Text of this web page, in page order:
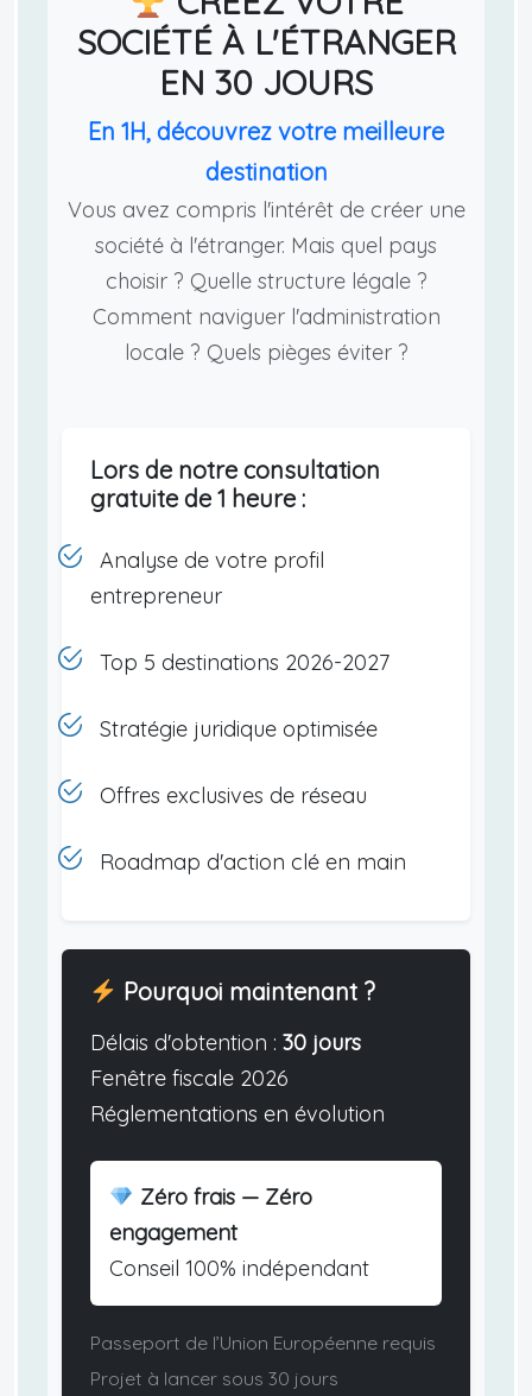
SOCIÉTÉ À L'ÉTRANGER
EN 30 JOURS
En 1H, découvrez votre meilleure
destination
Vous avez compris l'intérêt de créer une
société à l'étranger. Mais quel pays
choisir ? Quelle structure légale ?
Comment naviguer l'administration
locale ? Quels pièges éviter ?
Lors de notre consultation
gratuite de 1 heure :
Analyse de votre profil
entrepreneur
Top 5 destinations 2026-2027
Stratégie juridique optimisée
Offres exclusives de réseau
Roadmap d'action clé en main
Pourquoi maintenant ?
Délais d'obtention : 30 jours
Fenêtre fiscale 2026
Réglementations en évolution
Zéro frais — Zéro
engagement
Conseil 100% indépendant
Passeport de l’Union Européenne requis
Projet à lancer sous 30 jours